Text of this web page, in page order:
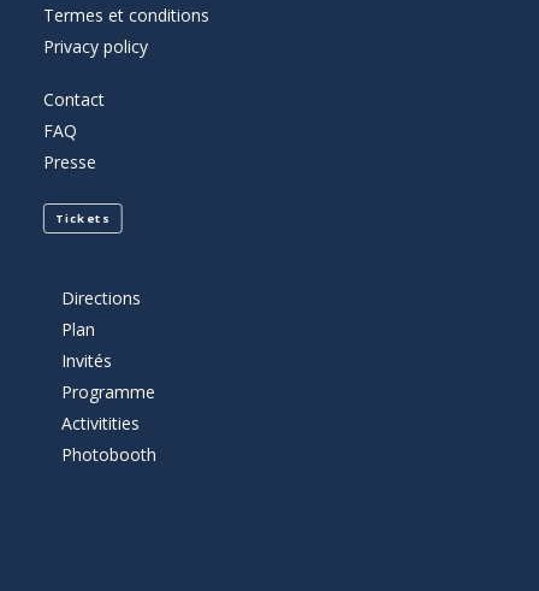
Termes et conditions
Privacy policy
Contact
FAQ
Presse
Tickets
Directions
Plan
Invités
Programme
Activitities
Photobooth